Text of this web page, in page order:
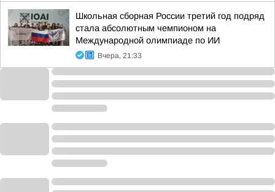
Школьная сборная России третий год подряд
стала абсолютным чемпионом на
Международной олимпиаде по ИИ
Вчера, 21:33